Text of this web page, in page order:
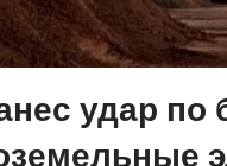
удар по